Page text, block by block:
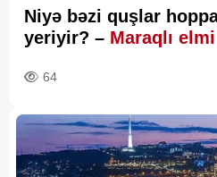
Niyə bəzi quşlar
yeriyir? – Maraqlı
64